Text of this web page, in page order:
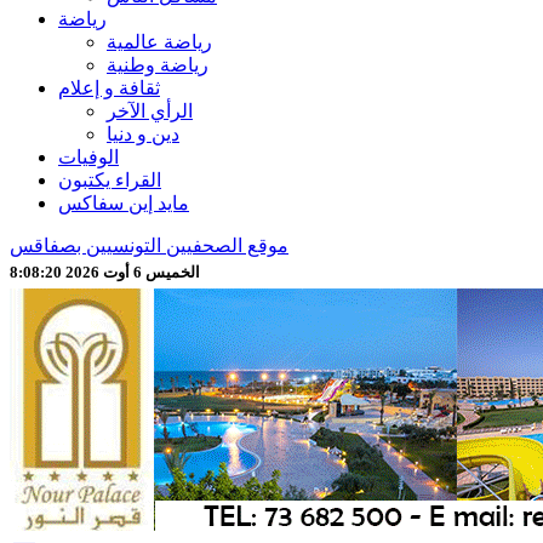
رياضة
رياضة عالمية
رياضة وطنية
ثقافة و إعلام
الرأي الآخر
دين و دنيا
الوفيات
القراء يكتبون
مايد إين سفاكس
موقع الصحفيين التونسيين بصفاقس
الخميس 6 أوت 2026 8:08:22